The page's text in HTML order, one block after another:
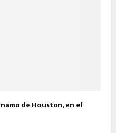
de Houston, en el